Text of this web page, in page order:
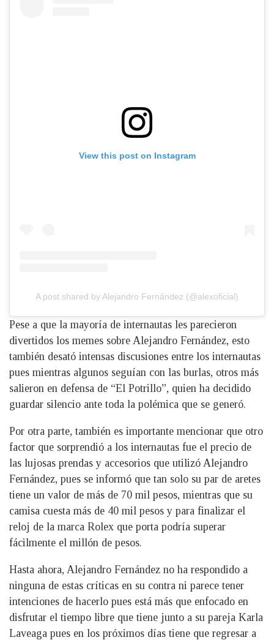
View this post on Instagram
A post shared by Alejandro Fernández (@alexoficial)
Pese a que la mayoría de internautas les parecieron
divertidos los memes sobre Alejandro Fernández, esto
también desató intensas discusiones entre los internautas
pues mientras algunos seguían con las burlas, otros más
salieron en defensa de “El Potrillo”, quien ha decidido
guardar silencio ante toda la polémica que se generó.
Por otra parte, también es importante mencionar que otro
factor que sorprendió a los internautas fue el precio de
las lujosas prendas y accesorios que utilizó Alejandro
Fernández, pues se informó que tan solo su par de aretes
tiene un valor de más de 70 mil pesos, mientras que su
camisa cuesta más de 40 mil pesos y para finalizar el
reloj de la marca Rolex que porta podría superar
fácilmente el millón de pesos.
Hasta ahora, Alejandro Fernández no ha respondido a
ninguna de estas críticas en su contra ni parece tener
intenciones de hacerlo pues está más que enfocado en
disfrutar el tiempo libre que tiene junto a su pareja Karla
Laveaga pues en los próximos días tiene que regresar a